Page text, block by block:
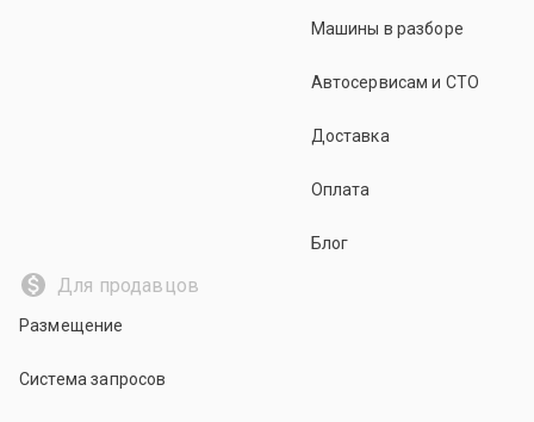
Машины в разборе
Автосервисам и СТО
Доставка
Оплата
Блог
Для продавцов
Размещение
Система запросов